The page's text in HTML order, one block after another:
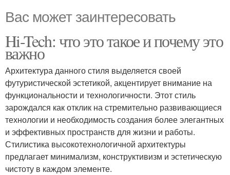
Вас может заинтересовать
Hi-Tech: что это такое и почему это
важно
Архитектура данного стиля выделяется своей
футуристической эстетикой, акцентирует внимание на
функциональности и технологичности. Этот стиль
зарождался как отклик на стремительно развивающиеся
технологии и необходимость создания более элегантных
и эффективных пространств для жизни и работы.
Стилистика высокотехнологичной архитектуры
предлагает минимализм, конструктивизм и эстетическую
чистоту в каждом элементе.